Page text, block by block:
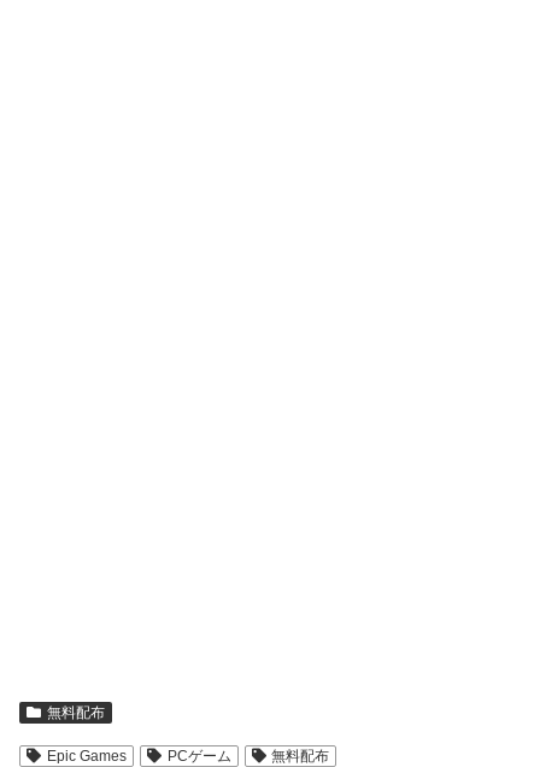
無料配布
Epic Games PCゲーム 無料配布